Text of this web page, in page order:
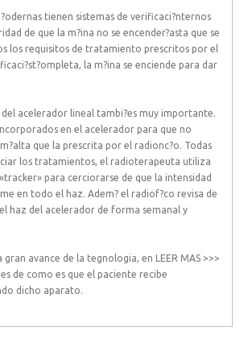
tienen sistemas de verificaci?nternos
de que la m?ina no se encender?asta que se
los requisitos de tratamiento prescritos por el
la m?ina se enciende para dar
acelerador lineal tambi?es muy importante.
en el acelerador para que no
que la prescrita por el radionc?o. Todas
los tratamientos, el radioterapeuta utiliza
para cerciorarse de que la intensidad
en todo el haz. Adem? el radiof?co revisa de
haz del acelerador de forma semanal y
avance de la tegnologia, en LEER MAS >>>
de como es que el paciente recibe
dicho aparato.